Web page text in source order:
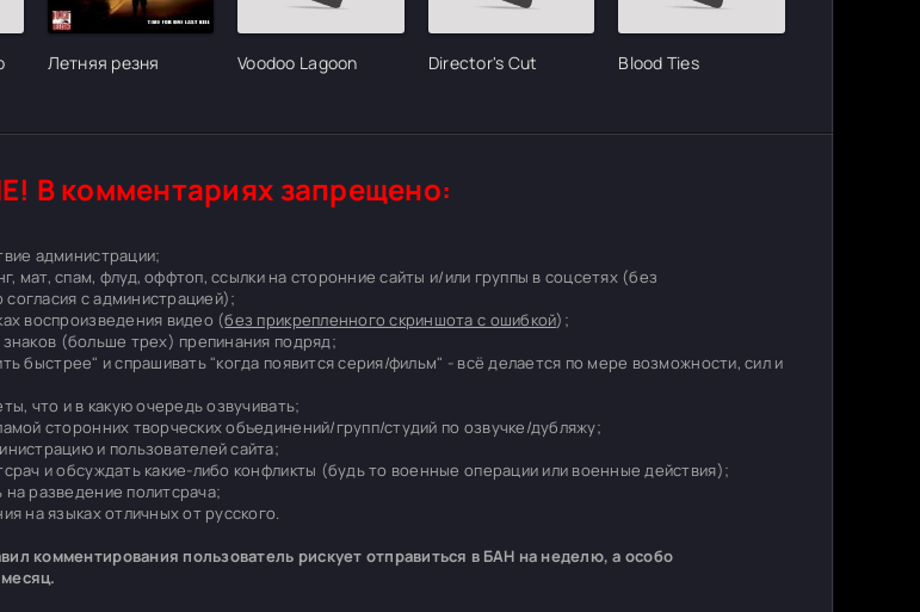
Летняя резня Voodoo Lagoon Director's Cut Blood Ties
В комментариях запрещено:
администрации;
мат, спам, флуд, оффтоп, ссылки на сторонние сайты и/или группы в соцсетях (без
согласия с администрацией);
воспроизведения видео (без прикрепленного скриншота с ошибкой);
(больше трех) препинания подряд;
быстрее" и спрашивать "когда появится серия/фильм" - всё делается по мере возможности, сил и
что и в какую очередь озвучивать;
сторонних творческих объединений/групп/студий по озвучке/дубляжу;
и пользователей сайта;
и обсуждать какие-либо конфликты (будь то военные операции или военные действия);
на разведение политсрача;
на языках отличных от русского.
комментирования пользователь рискует отправиться в БАН на неделю, а особо